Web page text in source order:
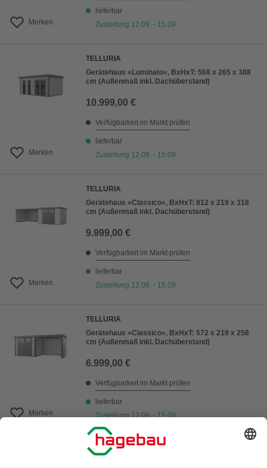
Merken
lieferbar
Zustellung 12.09. - 15.09.
Merken
TELLURIA
Gerätehaus »Luminato«, BxHxT: 568 x 265 x 388
cm (Außenmaß inkl. Dachüberstand)
10.999,00 €
Verfügbarkeit im Markt prüfen
lieferbar
Zustellung 12.09. - 15.09.
Merken
TELLURIA
Gerätehaus »Classico«, BxHxT: 812 x 219 x 318
cm (Außenmaß inkl. Dachüberstand)
9.999,00 €
Verfügbarkeit im Markt prüfen
lieferbar
Zustellung 12.09. - 15.09.
Merken
TELLURIA
Gerätehaus »Classico«, BxHxT: 572 x 219 x 258
cm (Außenmaß inkl. Dachüberstand)
6.999,00 €
Verfügbarkeit im Markt prüfen
lieferbar
Zustellung 12.09. - 15.09.
TELLURIA